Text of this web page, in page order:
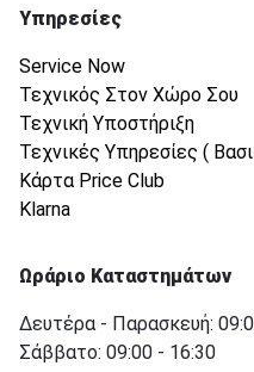
Υπηρεσίες
Service Now
Τεχνικός Στον Χώρο Σου
Τεχνική Υποστήριξη
Τεχνικές Υπηρεσίες (
Κάρτα Price Club
Klarna
Ωράριο Καταστημάτων
Δευτέρα - Παρασκευή:
Σάββατο: 09:00 - 16:30